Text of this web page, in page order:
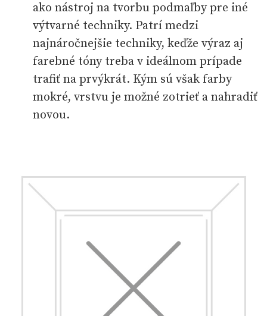
ako nástroj na tvorbu podmaľby pre iné
výtvarné techniky. Patrí medzi
najnáročnejšie techniky, keďže výraz aj
farebné tóny treba v ideálnom prípade
trafiť na prvýkrát. Kým sú však farby
mokré, vrstvu je možné zotrieť a nahradiť
novou.